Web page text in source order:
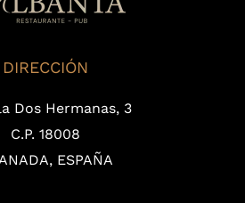
DIRECCIÓN
Dos Hermanas, 3
C.P. 18008
ESPAÑA